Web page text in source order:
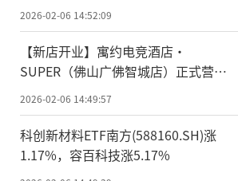
2026-02-06 14:52:09
【新店开业】寓约电竞酒店・
SUPER（佛山广佛智城店）正式营
业！
2026-02-06 14:49:57
科创新材料ETF南方(588160.SH)涨
1.17%，容百科技涨5.17%